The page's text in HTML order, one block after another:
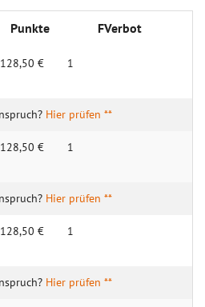
Punkte FVerbot
128,50 € 1
Hier prüfen **
128,50 € 1
Hier prüfen **
128,50 € 1
Hier prüfen **